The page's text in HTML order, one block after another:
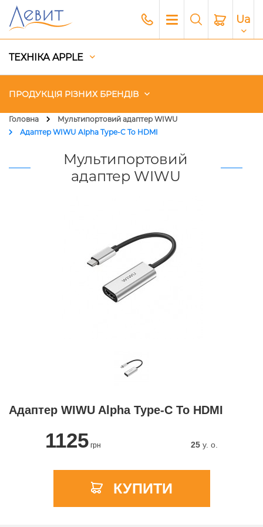
Ua
ТЕХНІКА APPLE
ПРОДУКЦІЯ РІЗНИХ БРЕНДІВ
Чохли
Акустика
Платний сервіс Apple
Головна
Мультипортовий адаптер WIWU
Адаптер WIWU Alpha Type-C To HDMI
Мультипортовий
адаптер WIWU
Адаптер WIWU Alpha Type-C To HDMI
1125грн 25 y. о.
КУПИТИ